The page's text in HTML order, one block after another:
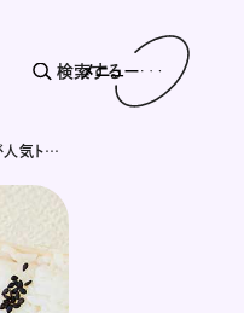
検索する
メニュー
東京駅で買える“本当にうまい駅弁”決定版！ 髙嶋政宏が人気トップ10を実食・解説＆本気の推し4選！